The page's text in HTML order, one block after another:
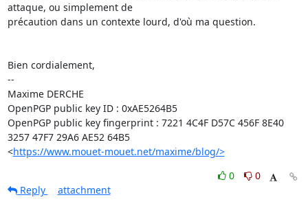
attaque, ou simplement de
précaution dans un contexte lourd, d'où ma question.
Bien cordialement,
--
Maxime DERCHE
OpenPGP public key ID : 0xAE5264B5
OpenPGP public key fingerprint : 7221 4C4F D57C 456F 8E40
3257 47F7 29A6 AE52 64B5
<https://www.mouet-mouet.net/maxime/blog/>
0
0
Reply
attachment